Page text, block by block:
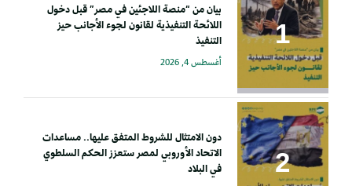
بيان من “منصة اللاجئين في مصر” قبل دخول
اللائحة التنفيذية لقانون لجوء الأجانب حيز
التنفيذ
أغسطس 4, 2026
دون الامتثال للشروط المتفق عليها.. مساعدات
الاتحاد الأوروبي لمصر ستعزز الحكم السلطوي
في البلاد